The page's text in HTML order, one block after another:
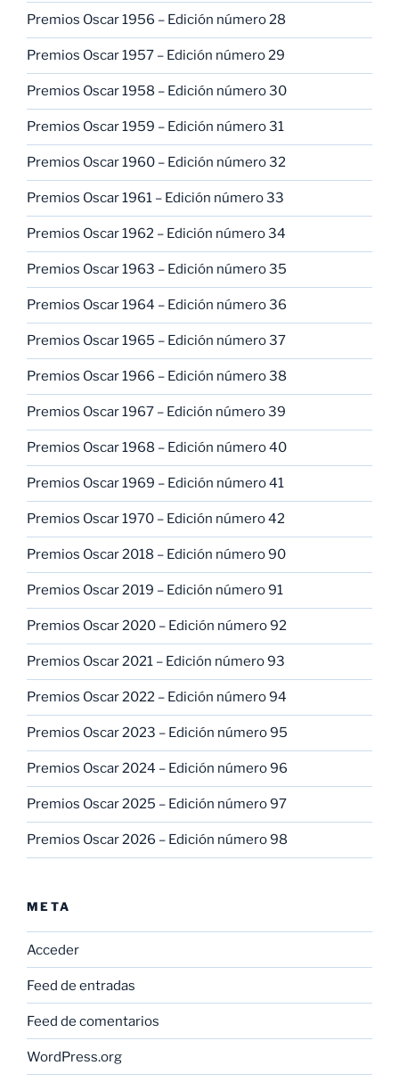
Premios Oscar 1956 – Edición número 28
Premios Oscar 1957 – Edición número 29
Premios Oscar 1958 – Edición número 30
Premios Oscar 1959 – Edición número 31
Premios Oscar 1960 – Edición número 32
Premios Oscar 1961 – Edición número 33
Premios Oscar 1962 – Edición número 34
Premios Oscar 1963 – Edición número 35
Premios Oscar 1964 – Edición número 36
Premios Oscar 1965 – Edición número 37
Premios Oscar 1966 – Edición número 38
Premios Oscar 1967 – Edición número 39
Premios Oscar 1968 – Edición número 40
Premios Oscar 1969 – Edición número 41
Premios Oscar 1970 – Edición número 42
Premios Oscar 2018 – Edición número 90
Premios Oscar 2019 – Edición número 91
Premios Oscar 2020 – Edición número 92
Premios Oscar 2021 – Edición número 93
Premios Oscar 2022 – Edición número 94
Premios Oscar 2023 – Edición número 95
Premios Oscar 2024 – Edición número 96
Premios Oscar 2025 – Edición número 97
Premios Oscar 2026 – Edición número 98
META
Acceder
Feed de entradas
Feed de comentarios
WordPress.org